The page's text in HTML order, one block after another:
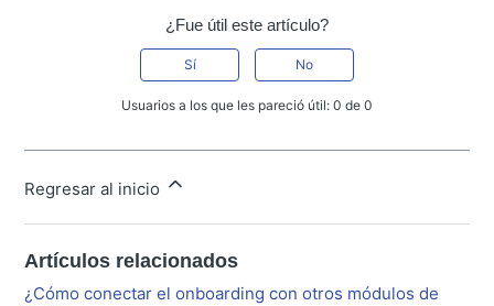
¿Fue útil este artículo?
Sí No
Usuarios a los que les pareció útil: 0 de 0
Regresar al inicio
Artículos relacionados
¿Cómo conectar el onboarding con otros módulos de